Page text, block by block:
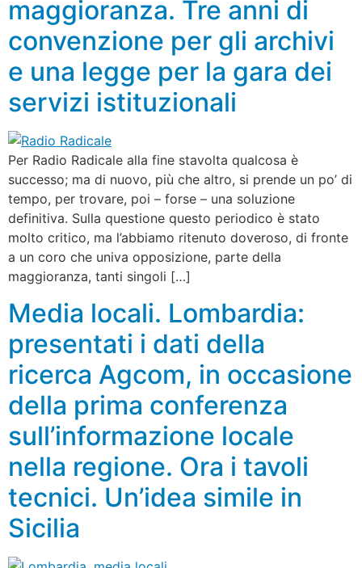
maggioranza. Tre anni di
convenzione per gli archivi
e una legge per la gara dei
servizi istituzionali
Per Radio Radicale alla fine stavolta qualcosa è
successo; ma di nuovo, più che altro, si prende un po’ di
tempo, per trovare, poi – forse – una soluzione
definitiva. Sulla questione questo periodico è stato
molto critico, ma l’abbiamo ritenuto doveroso, di fronte
a un coro che univa opposizione, parte della
maggioranza, tanti singoli […]
Media locali. Lombardia:
presentati i dati della
ricerca Agcom, in occasione
della prima conferenza
sull’informazione locale
nella regione. Ora i tavoli
tecnici. Un’idea simile in
Sicilia